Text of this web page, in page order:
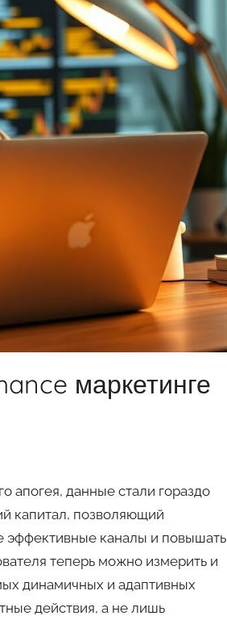
маркетинге
апогея, данные стали гораздо
капитал, позволяющий
эффективные каналы и повышать
теперь можно измерить и
динамичных и адаптивных
действия, а не лишь